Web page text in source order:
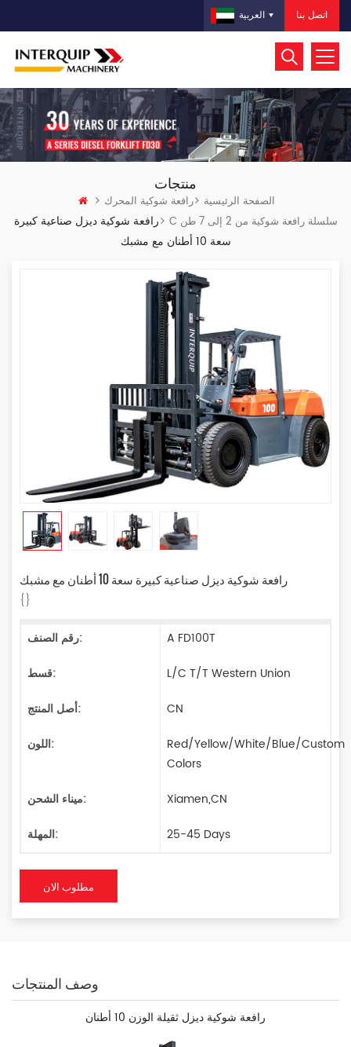
اتصل بنا العربية
منتجات
الصفحة الرئيسية
رافعة شوكية المحرك
C سلسلة رافعة شوكية من 2 إلى 7 طن
رافعة شوكية ديزل صناعية كبيرة
سعة 10 أطنان مع مشبك
رافعة شوكية ديزل صناعية كبيرة سعة 10 أطنان مع مشبك
{}
رقم الصنف:
A FD100T
قسط:
L/C T/T Western Union
أصل المنتج:
CN
اللون:
Red/Yellow/White/Blue/Custom
Colors
ميناء الشحن:
Xiamen,CN
المهلة:
25-45 Days
مطلوب الان
وصف المنتجات
رافعة شوكية ديزل ثقيلة الوزن 10 أطنان